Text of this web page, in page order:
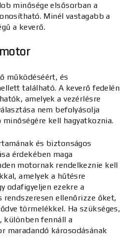
minősége elsősorban a
Minél vastagabb a
a keverő.
működéséért, és
található. A keverő fedelén
amelyek a vezérlésre
nem befolyásolja
kell hagyatkoznia.
és biztonságos
érdekében maga
motornak rendelkeznie kell
amelyek a hűtésre
odafigyeljen ezekre a
rendszeresen ellenőrizze őket,
törmelékkel. Ha szükséges,
különben fennáll a
maradandó károsodásának